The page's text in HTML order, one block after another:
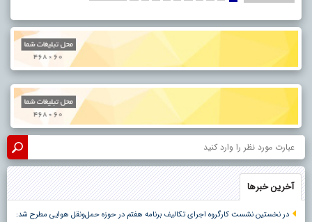
آخرین خبرها
در نخستین نشست کارگروه اجرای تکالیف برنامه هفتم در حوزه حمل‌ونقل هوایی مطرح شد: